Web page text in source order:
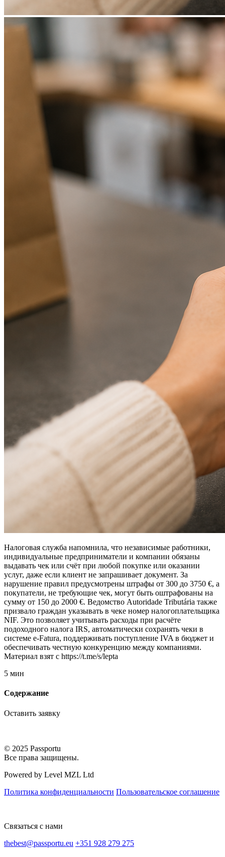
Налоговая служба напомнила, что независимые работники,
индивидуальные предприниматели и компании обязаны
выдавать чек или счёт при любой покупке или оказании
услуг, даже если клиент не запрашивает документ. За
нарушение правил предусмотрены штрафы от 300 до 3750 €, а
покупатели, не требующие чек, могут быть оштрафованы на
сумму от 150 до 2000 €. Ведомство Autoridade Tributária также
призвало граждан указывать в чеке номер налогоплательщика
NIF. Это позволяет учитывать расходы при расчёте
подоходного налога IRS, автоматически сохранять чеки в
системе e-Fatura, поддерживать поступление IVA в бюджет и
обеспечивать честную конкуренцию между компаниями.
Материал взят с https://t.me/s/lepta
5 мин
Содержание
Оставить заявку
© 2025 Passportu
Все права защищены.
Powered by Level MZL Ltd
Политика конфиденциальности Пользовательское соглашение
Связаться с нами
thebest@passportu.eu +351 928 279 275